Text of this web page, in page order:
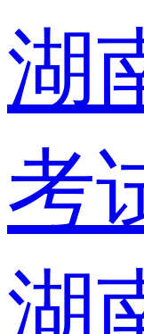
湖
考
湖